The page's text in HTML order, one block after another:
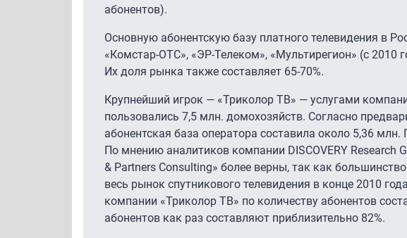
абонентов).
Основную абонентскую базу платного телевидения в
«Комстар-ОТС», «ЭР-Телеком», «Мультирегион» (с
Их доля рынка также составляет 65-70%.
Крупнейший игрок — «Триколор ТВ» — услугами
пользовались 7,5 млн. домохозяйств. Согласно
абонентская база оператора составила около 5,36
По мнению аналитиков компании DISCOVERY Research
& Partners Consulting» более верны, так как
весь рынок спутникового телевидения в конце 2010
компании «Триколор ТВ» по количеству абонентов
абонентов как раз составляют приблизительно 82%.